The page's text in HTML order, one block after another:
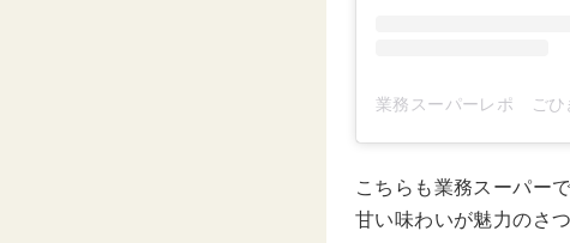
こちらも業務スーパー
甘い味わいが魅力のさ